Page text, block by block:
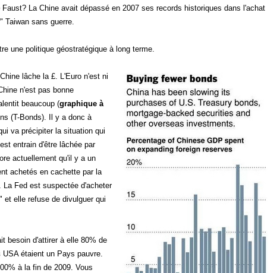
La Chine avait dépassé en 2007 ses records historiques dans l'achat
Taiwan sans guerre.
une politique géostratégique à long terme.
lâche la £. L'Euro n'est ni
n'est pas bonne
beaucoup (graphique à
(T-Bonds). Il y a donc à
va précipiter la situation qui
entrain d'être lâchée par
actuellement qu'il y a un
achetés en cachette par la
Fed est suspectée d'acheter
" et elle refuse de divulguer qui
besoin d'attirer à elle 80% de
étaient un Pays pauvre.
à la fin de 2009. Vous